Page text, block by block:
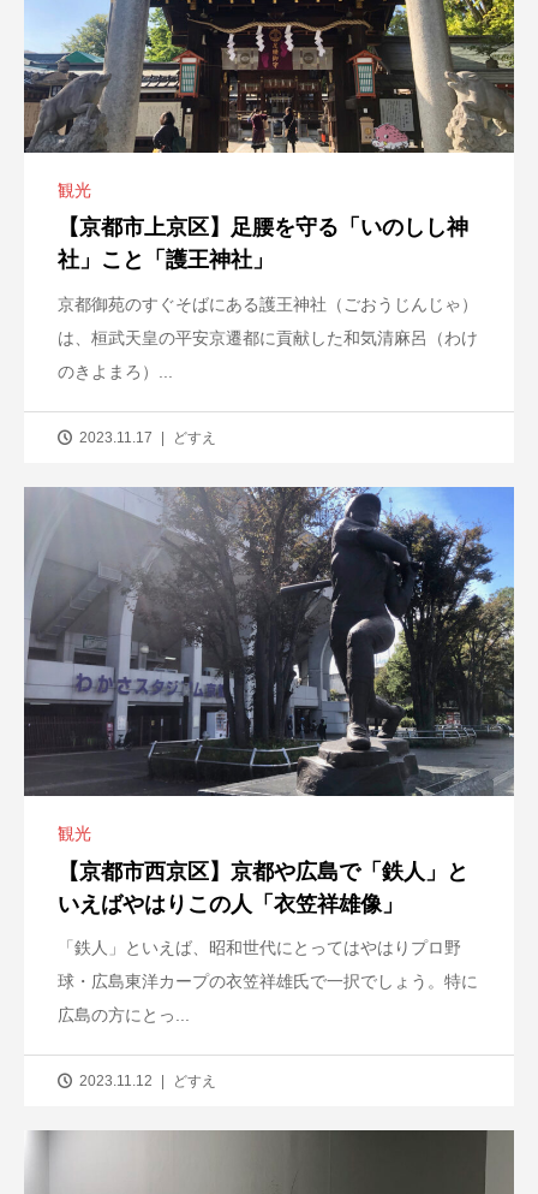
観光
【京都市上京区】足腰を守る「いのしし神
社」こと「護王神社」
京都御苑のすぐそばにある護王神社（ごおうじんじゃ）
は、桓武天皇の平安京遷都に貢献した和気清麻呂（わけ
のきよまろ）...
2023.11.17 どすえ
観光
【京都市西京区】京都や広島で「鉄人」と
いえばやはりこの人「衣笠祥雄像」
「鉄人」といえば、昭和世代にとってはやはりプロ野
球・広島東洋カープの衣笠祥雄氏で一択でしょう。特に
広島の方にとっ...
2023.11.12 どすえ